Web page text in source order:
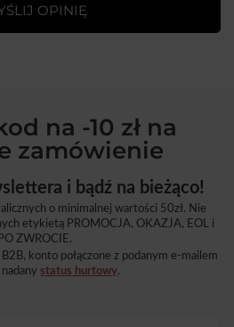
OPINIĘ
na -10 zł na
zamówienie
i bądź na bieżąco!
o minimalnej wartości 50zł. Nie
etykietą PROMOCJA, OKAZJA, EOL i
PO ZWROCIE.
konto połączone z podanym e-mailem
status hurtowy.